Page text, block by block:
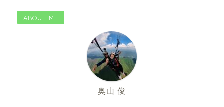
ABOUT ME
奥山 俊